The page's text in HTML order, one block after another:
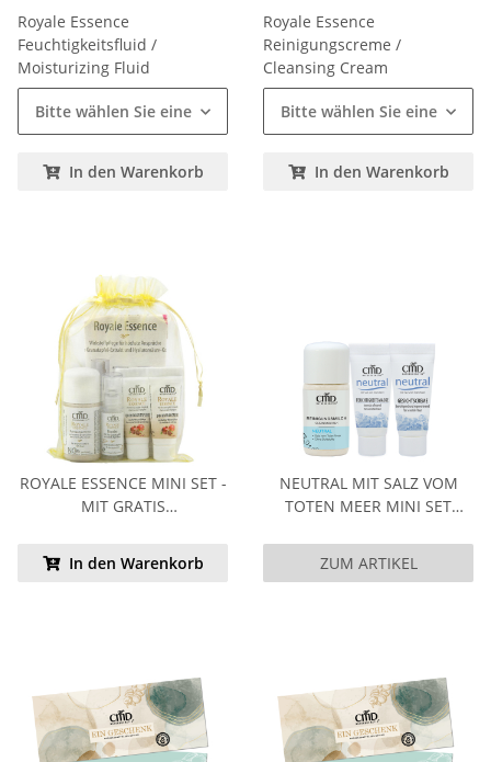
Royale Essence
Feuchtigkeitsfluid /
Moisturizing Fluid
Bitte wählen Sie eine Variation.
In den Warenkorb
Royale Essence
Reinigungscreme /
Cleansing Cream
Bitte wählen Sie eine
In den Warenkorb
ROYALE ESSENCE MINI SET -
MIT GRATIS
In den Warenkorb
NEUTRAL MIT SALZ VOM
TOTEN MEER MINI SET
ZUM ARTIKEL